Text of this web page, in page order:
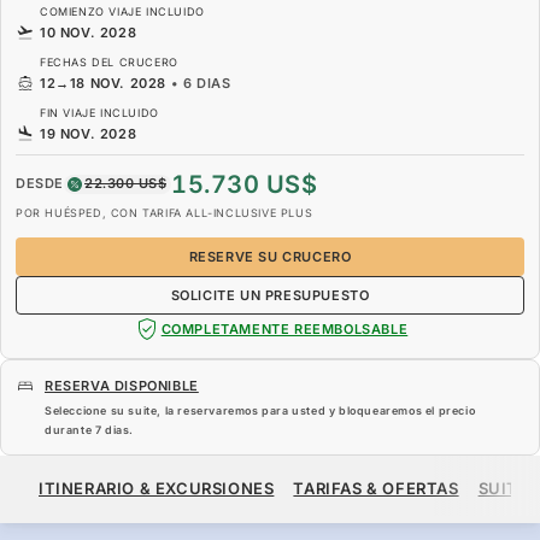
COMIENZO VIAJE INCLUIDO
10 NOV. 2028
FECHAS DEL CRUCERO
12 → 18 NOV. 2028 • 6 DIAS
FIN VIAJE INCLUIDO
19 NOV. 2028
DESDE 22.300 US$ 15.730 US$
POR HUÉSPED, CON TARIFA ALL-INCLUSIVE PLUS
RESERVE SU CRUCERO
SOLICITE UN PRESUPUESTO
COMPLETAMENTE REEMBOLSABLE
RESERVA DISPONIBLE
Seleccione su suite, la reservaremos para usted y bloquearemos el precio
durante 7 dias.
15.730 US$
ITINERARIO & EXCURSIONES TARIFAS & OFERTAS SUITES